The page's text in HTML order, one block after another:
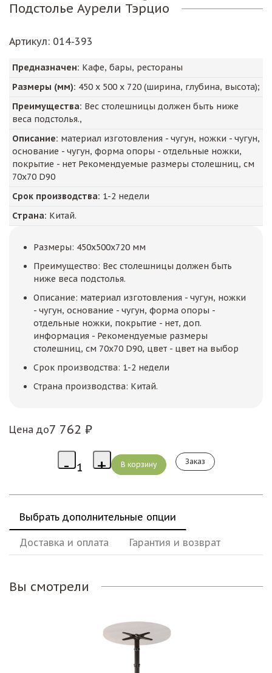
Подстолье Аурели Тэрцио
Артикул: 014-393
Предназначен: Кафе, бары, рестораны
Размеры (мм): 450 х 500 х 720 (ширина, глубина, высота);
Преимущества: Вес столешницы должен быть ниже
веса подстолья.,
Описание: материал изготовления - чугун, ножки - чугун,
основание - чугун, форма опоры - отдельные ножки,
покрытие - нет Рекомендуемые размеры столешниц, см
70x70 D90
Срок производства: 1-2 недели
Страна: Китай.
Размеры: 450x500x720 мм
Преимущество: Вес столешницы должен быть
ниже веса подстолья.
Описание: материал изготовления - чугун, ножки
- чугун, основание - чугун, форма опоры -
отдельные ножки, покрытие - нет, доп.
информация - Рекомендуемые размеры
столешниц, см 70x70 D90, цвет - цвет на выбор
Срок производства: 1-2 недели
Страна производства: Китай.
Цена до7 762 ₽
Заказ
Выбрать дополнительные опции
Доставка и оплата Гарантия и возврат
Вы смотрели